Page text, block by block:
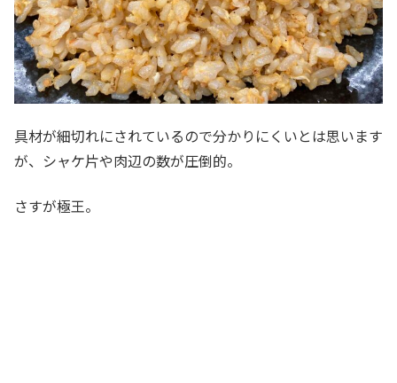
具材が細切れにされているので分かりにくいとは思います
が、シャケ片や肉辺の数が圧倒的。
さすが極王。